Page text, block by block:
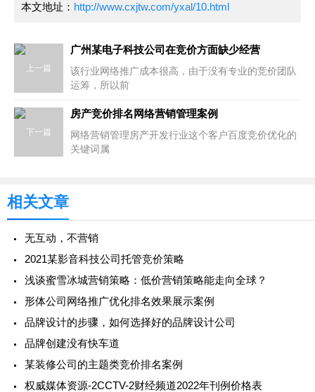
本文地址： http://www.cxjtw.com/yxal/10.html
上一篇
广州某电子科技公司在竞价方面缺少经营
该行业网络推广成本很高，由于没有专业的竞价团队
运筹，所以前
下一篇
房产竞价排名网络营销管理案例
网络营销管理房产开发行业这个客户百度竞价优化的
关键词属
相关文章
无互动，不营销
2021某影音科技公司托管竞价策略
浅谈蜜雪冰城营销策略：低价营销策略能走向全球？
形体公司网络推广优化排名效果展示案例
品牌设计的步骤，如何选择好的品牌设计公司
品牌创建没有快车道
某装修公司的主题类竞价排名案例
权威媒体资源-2CCTV-2财经频道2022年刊例价格表